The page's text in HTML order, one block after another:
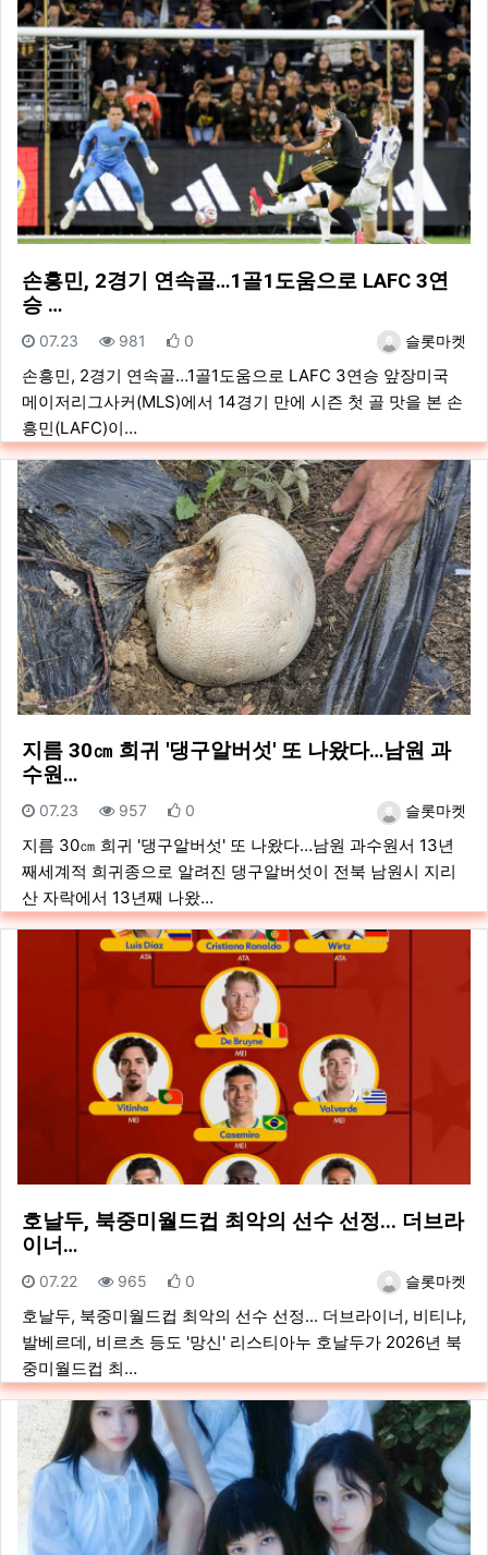
손흥민, 2경기 연속골…1골1도움으로 LAFC 3연
승 …
등록자슬롯마켓
등록일
07.23 조회
981 추천
0
손흥민, 2경기 연속골…1골1도움으로 LAFC 3연승 앞장미국
메이저리그사커(MLS)에서 14경기 만에 시즌 첫 골 맛을 본 손
흥민(LAFC)이…
지름 30㎝ 희귀 '댕구알버섯' 또 나왔다…남원 과
수원…
등록자슬롯마켓
등록일
07.23 조회
957 추천
0
지름 30㎝ 희귀 '댕구알버섯' 또 나왔다…남원 과수원서 13년
째세계적 희귀종으로 알려진 댕구알버섯이 전북 남원시 지리
산 자락에서 13년째 나왔…
호날두, 북중미월드컵 최악의 선수 선정... 더브라
이너…
등록자슬롯마켓
등록일
07.22 조회
965 추천
0
호날두, 북중미월드컵 최악의 선수 선정... 더브라이너, 비티냐,
발베르데, 비르츠 등도 '망신' 리스티아누 호날두가 2026년 북
중미월드컵 최…